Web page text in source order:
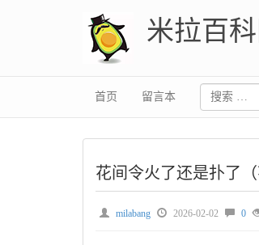
米拉百
首页 留言本
花间令火了还是扑了（
milabang 2026-02-02 0